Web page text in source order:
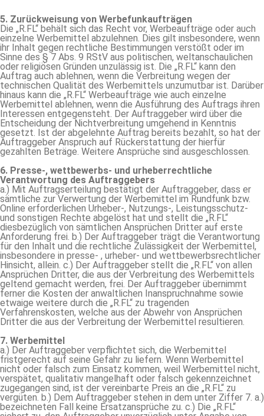
5. Zurückweisung von Werbefunkaufträgen
Die „R.FL“ behält sich das Recht vor, Werbeaufträge oder auch
einzelne Werbemittel abzulehnen. Dies gilt insbesondere, wenn
ihr Inhalt gegen rechtliche Bestimmungen verstößt oder im
Sinne des § 7 Abs. 9 RStV aus politischen, weltanschaulichen
oder religiösen Gründen unzulässig ist. Die „R.FL“ kann den
Auftrag auch ablehnen, wenn die Verbreitung wegen der
technischen Qualität des Werbemittels unzumutbar ist. Darüber
hinaus kann die „R.FL“ Werbeaufträge wie auch einzelne
Werbemittel ablehnen, wenn die Ausführung des Auftrags ihren
Interessen entgegensteht. Der Auftraggeber wird über die
Entscheidung der Nichtverbreitung umgehend in Kenntnis
gesetzt. Ist der abgelehnte Auftrag bereits bezahlt, so hat der
Auftraggeber Anspruch auf Rückerstattung der hierfür
gezahlten Beträge. Weitere Ansprüche sind ausgeschlossen.
6. Presse-, wettbewerbs- und urheberrechtliche
Verantwortung des Auftraggebers
a.) Mit Auftragserteilung bestätigt der Auftraggeber, dass er
sämtliche zur Verwertung der Werbemittel im Rundfunk bzw.
Online erforderlichen Urheber-, Nutzungs-, Leistungsschutz-
und sonstigen Rechte abgelöst hat und stellt die „R.FL“
diesbezüglich von sämtlichen Ansprüchen Dritter auf erste
Anforderung frei. b.) Der Auftraggeber trägt die Verantwortung
für den Inhalt und die rechtliche Zulässigkeit der Werbemittel,
insbesondere in presse- , urheber- und wettbewerbsrechtlicher
Hinsicht, allein. c.) Der Auftraggeber stellt die „R.FL“ von allen
Ansprüchen Dritter, die aus der Verbreitung des Werbemittels
geltend gemacht werden, frei. Der Auftraggeber übernimmt
ferner die Kosten der anwaltlichen Inanspruchnahme sowie
etwaige weitere durch die „R.FL“ zu tragenden
Verfahrenskosten, welche aus der Abwehr von Ansprüchen
Dritter die aus der Verbreitung der Werbemittel resultieren.
7. Werbemittel
a.) Der Auftraggeber verpflichtet sich, die Werbemittel
fristgerecht auf seine Gefahr zu liefern. Wenn Werbemittel
nicht oder falsch zum Einsatz kommen, weil Werbemittel nicht,
verspätet, qualitativ mangelhaft oder falsch gekennzeichnet
zugegangen sind, ist der vereinbarte Preis an die „R.FL“ zu
vergüten. b.) Dem Auftraggeber stehen in dem unter Ziffer 7. a.)
bezeichneten Fall keine Ersatzansprüche zu. c.) Die „R.FL“